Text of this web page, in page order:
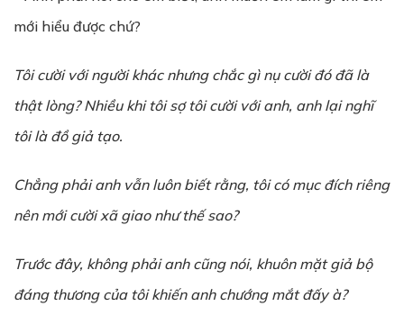
mới hiểu được chứ?
Tôi cười với người khác nhưng chắc gì nụcười đó đã là
thật lòng? Nhiều khi tôi sợtôi cười với anh, anh lại nghĩ
tôi là đồgiảtạo.
Chẳng phải anh vẫn luôn biết rằng, tôi có mục đích riêng
nên mới cười xã giao nhưthếsao?
Trước đây, khôngphải anh cũng nói, khuôn mặt giảbộ
đáng thương của tôi khiến anh chướng mắt đấy à?